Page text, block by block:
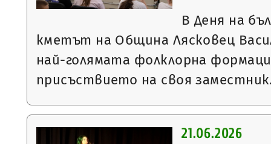
В Деня на
кметът на Община Лясковец
най-голямата фолклорна
присъствието на своя
21.06.2026